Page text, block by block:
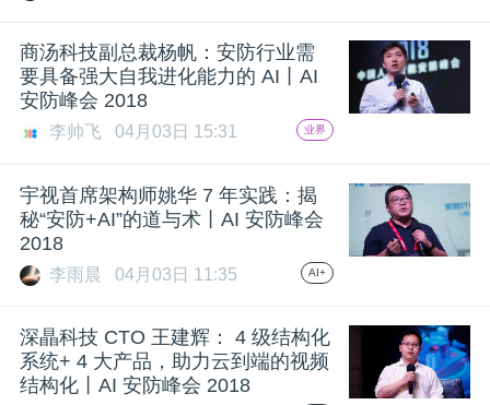
搞
商汤科技副总裁杨帆：安防行业需
要具备强大自我进化能力的 AI丨AI
安防峰会 2018
李帅飞 04月03日 15:31 业界
宇视首席架构师姚华 7 年实践：揭
秘“安防+AI”的道与术丨AI 安防峰会
2018
李雨晨 04月03日 11:35 AI+
深瞐科技 CTO 王建辉： 4 级结构化
系统+ 4 大产品，助力云到端的视频
结构化丨AI 安防峰会 2018